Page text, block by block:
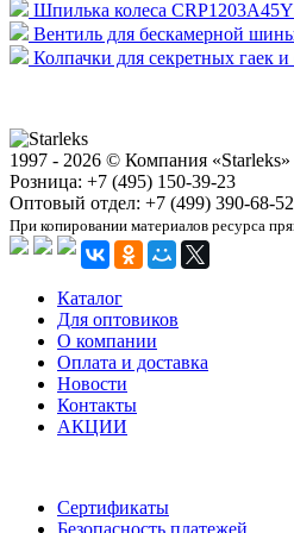
Шпилька колеса
Вентиль для бескамерной
Колпачки для секретных гаек и
1997 - 2026 © Компания «Starleks»
Розница: +7 (495) 150-39-23
Оптовый отдел: +7 (499) 390-68-
При копировании материалов ресурса
Каталог
Для оптовиков
О компании
Оплата и доставка
Новости
Контакты
АКЦИИ
Сертификаты
Безопасность платежей